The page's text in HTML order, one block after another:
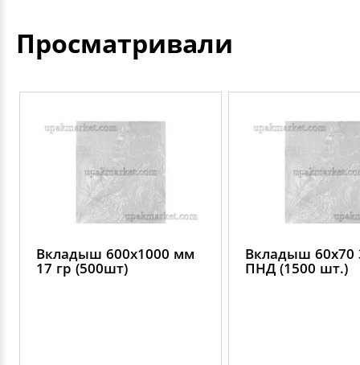
Просматривали
Вкладыш 600х1000 мм
17 гр (500шт)
Вкладыш 60х70
ПНД (1500 шт.)